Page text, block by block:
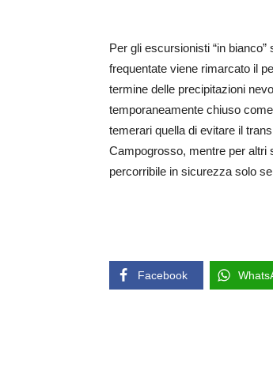
Per gli escursionisti “in
frequentate viene rimarcato il
termine delle precipitazioni
temporaneamente chiuso
temerari quella di evitare il
Campogrosso, mentre per altri
percorribile in sicurezza solo
Facebook